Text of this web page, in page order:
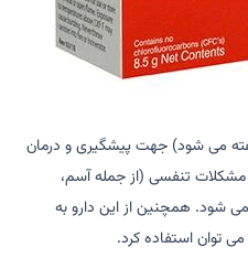
گفته می شود) جهت پیشگیری و درمان
تنفسی (از جمله آسم،
شود. همچنین از این دارو به
توان استفاده کرد.